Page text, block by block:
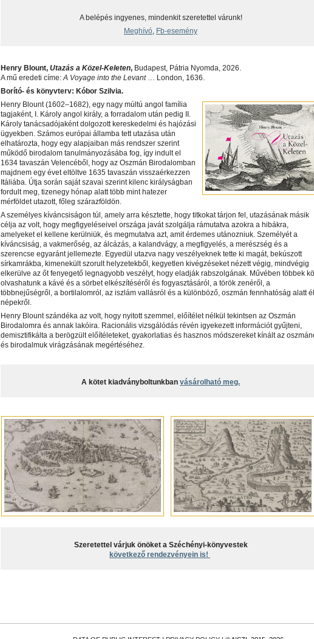
A belépés ingyenes, mindenkit szeretettel várunk!
Meghívó, Fb-esemény
Henry Blount, Utazás a Közel-Keleten, Budapest, Pátria Nyomda, 2026.
A mű eredeti címe:A Voyage into the Levant … London, 1636.
Borító- és könyvterv: Kóbor Szilvia.
Henry Blount (1602–1682), egy nagy múltú angol família
tagjaként, I. Károly angol király, a forradalom után pedig II.
Károly tanácsadójaként dolgozott kereskedelmi és hajózási
ügyekben. Számos európai államba tett utazása után
elhatározta, hogy egy alapjaiban más rendszer szerint
működő birodalom tanulmányozásába fog, így indult el
1634 tavaszán Velencéből, hogy az Oszmán Birodalomban
majdnem egy évet eltöltve 1635 tavaszán visszaérkezzen
Itáliába. Útja során saját szavai szerint kilenc királyságban
fordult meg, tizenegy hónap alatt több mint hatezer
mérföldet utazott, főleg szárazföldön.
A személyes kíváncsiságon túl, amely arra késztette, hogy titkokat tárjon fel, utazásának másik
célja az volt, hogy megfigyeléseivel országa javát szolgálja rámutatva azokra a hibákra,
amelyeket el kellene kerülniük, és megmutatva azt, amit érdemes utánozniuk. Személyét a
kíváncsiság, a vakmerőség, az álcázás, a kalandvágy, a megfigyelés, a merészség és a
szerencse egyaránt jellemezte. Egyedül utazva nagy veszélyeknek tette ki magát, bekúszott
sírkamrákba, kimenekült szorult helyzetekből, kegyetlen kivégzéseket nézett végig, mindvégig
elkerülve az őt fenyegető legnagyobb veszélyt, hogy eladják rabszolgának. Művében többek
olvashatunk a kávé és a sörbet elkészítéséről és fogyasztásáról, a török zenéről, a
többnejűségről, a bortilalomról, az iszlám vallásról és a különböző, oszmán fennhatóság alatt
népekről.
Henry Blount szándéka az volt, hogy nyitott szemmel, előítélet nélkül tekintsen az Oszmán
Birodalomra és annak lakóira. Racionális vizsgálódás révén igyekezett információt gyűjteni,
demisztifikálta a berögzült előítéleteket, gyakorlatias és hasznos módszereket kínált az
és birodalmuk virágzásának megértéséhez.
A kötet kiadványboltunkban vásárolható meg.
Szeretettel várjuk önöket a Széchényi-könyvestek
következő rendezvényein is!